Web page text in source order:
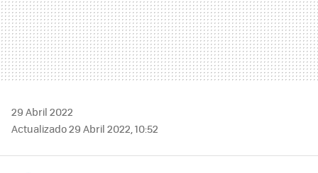
29 Abril 2022
Actualizado 29 Abril 2022, 10:52